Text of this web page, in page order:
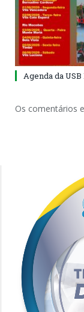
Agenda da
Os comentários